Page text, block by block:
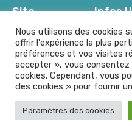
Site Infos
© A l'origine -
Fait avec
Nous utilisons des cookies
offrir l'expérience la plus
préférences et vos visites
accepter », vous consentez
cookies. Cependant, vous
des cookies » pour fournir
Paramètres des cookies